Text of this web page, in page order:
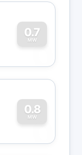
0.7
MW
0
0.8
MW
0